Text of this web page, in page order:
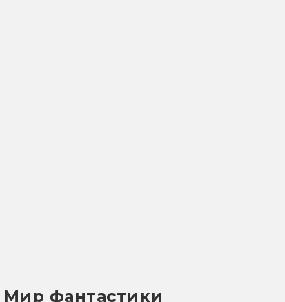
Мир фантастики